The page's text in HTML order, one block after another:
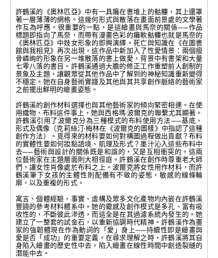
許鶴溪的《奧林匹亞》中有一具癱在書堆上的骷髏，其上還罩
著一層薄薄的網格。這幾何形式與散落在畫面前景處的文學著
作互為呼應。很重要的一點，是這繪畫與馬奈的關係——作品
標題即指向了馬奈，而帶有漫畫色彩的癱軟骷髏也就是馬奈的
《奧林匹亞》中妓女形象的即興演繹。死亡與知識在《在圖書
館與我相見》再次出現，這作品中新加入了性愛情景：兩個瘦
骨嶙峋的形象在另一堆散落的書上做愛，背景中有書架和大量
七零八落的書目。許鶴溪通過大膽的修正工作重塑前人創制的
景象及主題，讓觀眾從其他作品中了解到的神秘知識重新變得
不穩定。她在自身藝術實踐及其他與其共享創作脈絡的藝術家
之前擺出鮮明的繪畫姿態。
許鶴溪的創作材料選擇也與其他藝術家的傾向緊密相連。在使
用織物、布料這件事上，她與西格瑪·波爾克的聯繫尤其顯著。
許鶴溪引用了波爾克分為三種模式的布料使用方法——基底、
形式及偶像（克莉絲汀·梅林在《波爾克的圖樣》中指認了這種
創作方法）。覓得來的材料要如何對構圖過程做出貢獻？布料
的實體性要如何妝點語境、肌理及形式？墨汁沁入這些布料中
去——藝術與設計的關係既是和諧的，又是互相衝突的。這兩
位藝術家在主題層面則大相徑庭。許鶴溪在創作時尊重老大師
們，讓女性肖像處於布料之上。波爾克將女性用作材料，而許
鶴溪筆下女孩的主體性則配備有不敬的姿態，敏感的線條輪
廓，以及重複的形式。
寓言、個體經驗、事實、虛構及眾多文化產物均內嵌在許鶴溪
豐饒的參考材料體系中。她的靈感及創作模式是多孔、富有吸
收性的，不斷彼此滲透，而這全是在其過濾系統內發生的。她
建立了一整套的試金石，以重新協調時代精神。許鶴溪作為畫
家的強韌體現在作為動詞的「愛」身上——持續性即是繪畫與
愛是否「成功」的重要定義。在尋求理解之時，許鶴溪將其自
身陷入繪畫的歷史性中去，陷入繪畫在線性時間中創造裂縫的
潛能中去。